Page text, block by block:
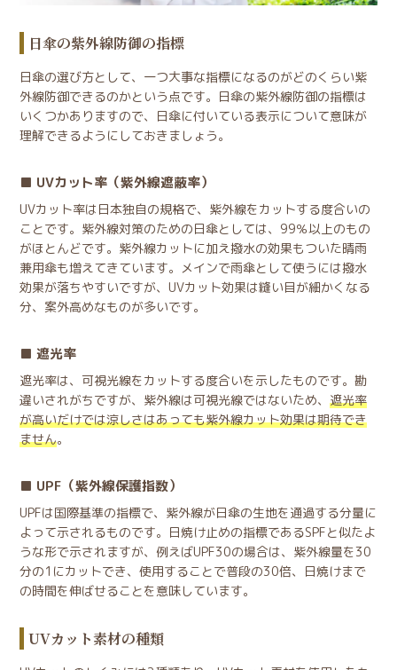
日傘の紫外線防御の指標
日傘の選び方として、一つ大事な指標になるのがどのくらい紫
外線防御できるのかという点です。日傘の紫外線防御の指標は
いくつかありますので、日傘に付いている表示について意味が
理解できるようにしておきましょう。
UVカット率（紫外線遮蔽率）
UVカット率は日本独自の規格で、紫外線をカットする度合いの
ことです。紫外線対策のための日傘としては、99％以上のもの
がほとんどです。紫外線カットに加え撥水の効果もついた晴雨
兼用傘も増えてきています。メインで雨傘として使うには撥水
効果が落ちやすいですが、UVカット効果は縫い目が細かくなる
分、案外高めなものが多いです。
遮光率
遮光率は、可視光線をカットする度合いを示したものです。勘
違いされがちですが、紫外線は可視光線ではないため、遮光率
が高いだけでは涼しさはあっても紫外線カット効果は期待でき
ません。
UPF（紫外線保護指数）
UPFは国際基準の指標で、紫外線が日傘の生地を通過する分量に
よって示されるものです。日焼け止めの指標であるSPFと似たよ
うな形で示されますが、例えばUPF30の場合は、紫外線量を30
分の1にカットでき、使用することで普段の30倍、日焼けまで
の時間を伸ばせることを意味しています。
UVカット素材の種類